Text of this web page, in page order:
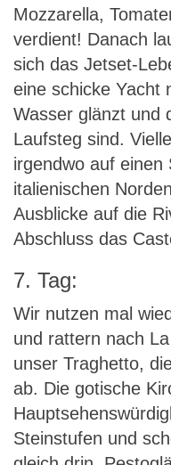
Mozzarella,
verdient! Danach
sich das Jetset-
eine schicke Yacht
Wasser glänzt und
Laufsteg sind.
irgendwo auf
italienischen
Ausblicke auf die
Abschluss das
7. Tag:
Wir nutzen mal
und rattern nach
unser Traghetto,
ab. Die gotische
Steinstufen und